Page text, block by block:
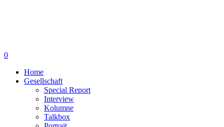
0
Home
Gesellschaft
Special Report
Interview
Kolumne
Talkbox